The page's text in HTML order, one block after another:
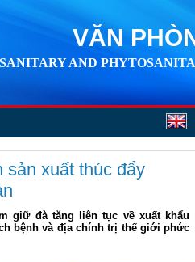
VĂN
AND
sản xuất thúc đẩy
giữ đà tăng liên tục về xuất khẩu
bệnh và địa chính trị thế giới phức